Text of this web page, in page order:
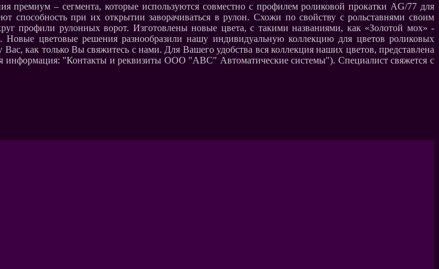
– сегмента, которые используются совместно с профилем роликовой прокатки AG/77 для
при их открытии заворачиваться в рулон. Схожи по свойству с рольставнями своим
профили рулонных ворот. Изготовлены новые цвета, с такими названиями, как «Золотой мох» -
Новые цветовые решения разнообразили нашу индивидуальную коллекцию для цветов роликовых
как только Вы свяжитесь с нами. Для Вашего удобства вся коллекция наших цветов, представлена
информация: "Контакты и реквизиты ООО "АВС" Автоматические системы"). Специалист свяжется с